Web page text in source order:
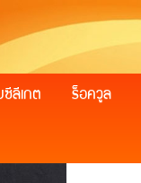
ซีลีเกต ร็อควูล